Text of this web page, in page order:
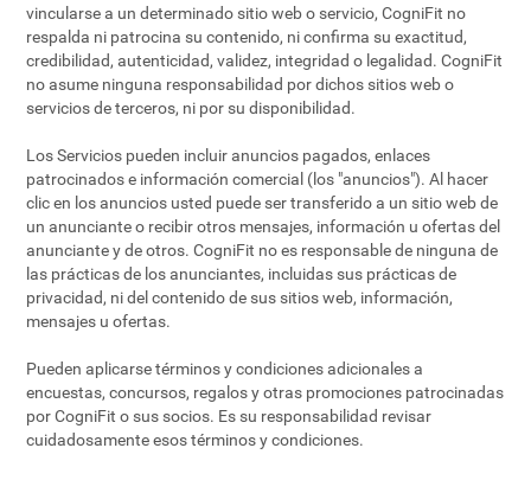
vincularse a un determinado sitio web o servicio, CogniFit no
respalda ni patrocina su contenido, ni confirma su exactitud,
credibilidad, autenticidad, validez, integridad o legalidad. CogniFit
no asume ninguna responsabilidad por dichos sitios web o
servicios de terceros, ni por su disponibilidad.
Los Servicios pueden incluir anuncios pagados, enlaces
patrocinados e información comercial (los "anuncios"). Al hacer
clic en los anuncios usted puede ser transferido a un sitio web de
un anunciante o recibir otros mensajes, información u ofertas del
anunciante y de otros. CogniFit no es responsable de ninguna de
las prácticas de los anunciantes, incluidas sus prácticas de
privacidad, ni del contenido de sus sitios web, información,
mensajes u ofertas.
Pueden aplicarse términos y condiciones adicionales a
encuestas, concursos, regalos y otras promociones patrocinadas
por CogniFit o sus socios. Es su responsabilidad revisar
cuidadosamente esos términos y condiciones.